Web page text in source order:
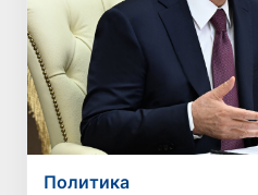
Политика